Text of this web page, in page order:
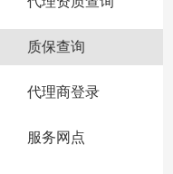
质保查询
代理商登录
服务网点